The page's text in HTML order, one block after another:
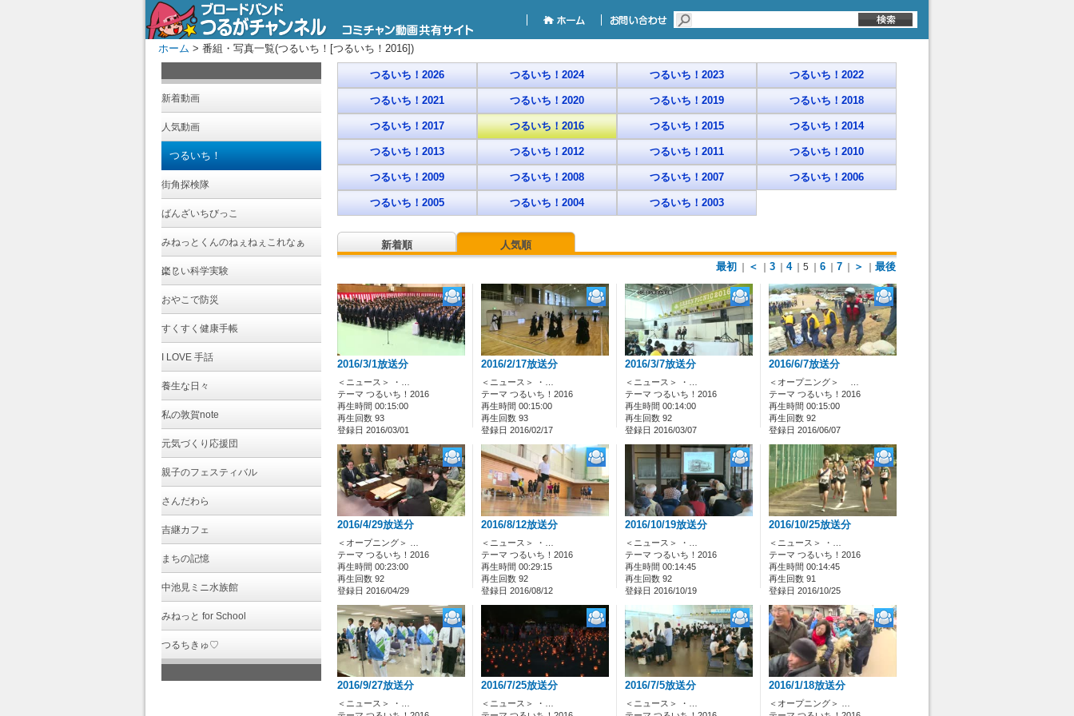
ホーム > 番組・写真一覧(つるいち！[つるいち！2016])
新着動画
人気動画
つるいち！
街角探検隊
ばんざいちびっこ
みねっとくんのねぇねぇこれなぁ
に？
楽しい科学実験
おやこで防災
すくすく健康手帳
I LOVE 手話
養生な日々
私の敦賀note
元気づくり応援団
親子のフェスティバル
さんだわら
吉継カフェ
まちの記憶
中池見ミニ水族館
みねっと for School
つるちきゅ♡
つるいち！2026 つるいち！2024 つるいち！2023 つるいち！2022
つるいち！2021 つるいち！2020 つるいち！2019 つるいち！2018
つるいち！2017 つるいち！2016 つるいち！2015 つるいち！2014
つるいち！2013 つるいち！2012 つるいち！2011 つるいち！2010
つるいち！2009 つるいち！2008 つるいち！2007 つるいち！2006
つるいち！2005 つるいち！2004 つるいち！2003
新着順
人気順
最初
＜ 3 4 ｜5 6 7 ＞ 最後
2016/3/1放送分
＜ニュース＞ ・…
テーマ つるいち！2016
再生時間 00:15:00
再生回数 93
登録日 2016/03/01
2016/2/17放送分
＜ニュース＞ ・…
テーマ つるいち！2016
再生時間 00:15:00
再生回数 93
登録日 2016/02/17
2016/3/7放送分
＜ニュース＞ ・…
テーマ つるいち！2016
再生時間 00:14:00
再生回数 92
登録日 2016/03/07
2016/6/7放送分
＜オープニング＞ …
テーマ つるいち！2016
再生時間 00:15:00
再生回数 92
登録日 2016/06/07
2016/4/29放送分
＜オープニング＞ …
テーマ つるいち！2016
再生時間 00:23:00
再生回数 92
登録日 2016/04/29
2016/8/12放送分
＜ニュース＞ ・…
テーマ つるいち！2016
再生時間 00:29:15
再生回数 92
登録日 2016/08/12
2016/10/19放送分
＜ニュース＞ ・…
テーマ つるいち！2016
再生時間 00:14:45
再生回数 92
登録日 2016/10/19
2016/10/25放送分
＜ニュース＞ ・…
テーマ つるいち！2016
再生時間 00:14:45
再生回数 91
登録日 2016/10/25
2016/9/27放送分
＜ニュース＞ ・…
2016/7/25放送分
＜ニュース＞ ・…
2016/7/5放送分
＜ニュース＞ ・…
2016/1/18放送分
＜オープニング＞ …